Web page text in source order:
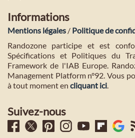
Informations
Mentions légales / Politique de
Randozone participe et est
Spécifications et Politiques du
Framework de l'IAB Europe.
Management Platform n°92. Vous
à tout moment en cliquant ici
Suivez-nous